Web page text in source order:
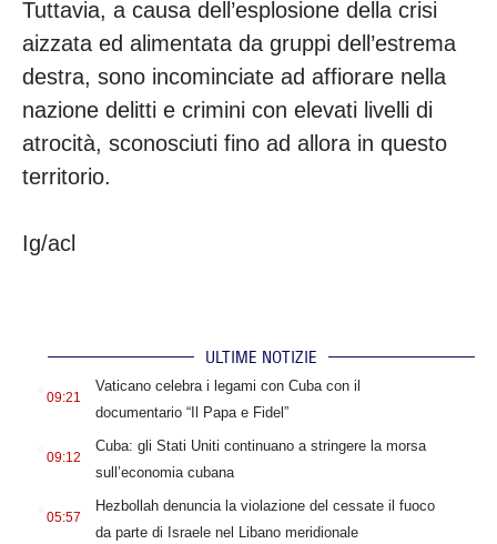
Tuttavia, a causa dell’esplosione della crisi
aizzata ed alimentata da gruppi dell’estrema
destra, sono incominciate ad affiorare nella
nazione delitti e crimini con elevati livelli di
atrocità, sconosciuti fino ad allora in questo
territorio.
Ig/acl
ULTIME NOTIZIE
09:21
Vaticano celebra i legami con Cuba con il
documentario “Il Papa e Fidel”
09:12
Cuba: gli Stati Uniti continuano a stringere la morsa
sull’economia cubana
05:57
Hezbollah denuncia la violazione del cessate il fuoco
da parte di Israele nel Libano meridionale